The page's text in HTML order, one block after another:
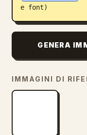
Aggiornamenti
e font)
GENERA
IMMAGINI DI